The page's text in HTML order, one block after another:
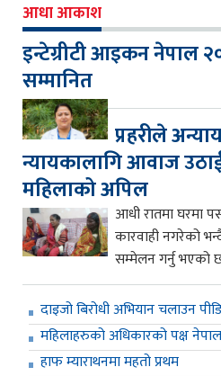
आधा आकाश
इन्टेग्रीटी आइकन नेपाल
सम्मानित
प्रहरीले
न्यायकालागि आवाज
महिलाको अपिल
आधी रातमा घरमा
कारवाही नगरेको
सम्मेलन गर्नु भएको
दाइजो बिरोधी अभियान चलाउन
महिलाहरुको अधिकारको पक्ष
हाफ म्याराथनमा महतो प्रथम